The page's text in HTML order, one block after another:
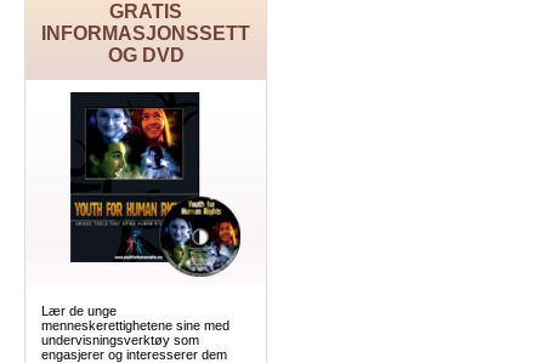
GRATIS
INFORMASJONSSETT
OG DVD
Lær de unge
menneskerettighetene sine med
undervisningsverktøy som
engasjerer og interesserer dem